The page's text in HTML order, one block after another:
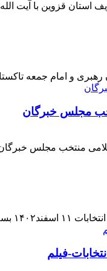
استان قزوین با
و امام جمعه
مجلس‌ خبرگان
منتخب مجلس
حماسی [ ... ]
فیلم